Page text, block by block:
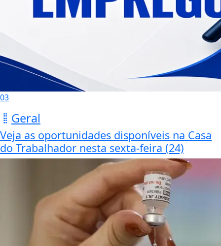
03
Geral
Veja as oportunidades disponíveis na Casa
do Trabalhador nesta sexta-feira (24)